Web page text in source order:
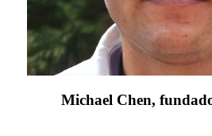
Michael Chen,